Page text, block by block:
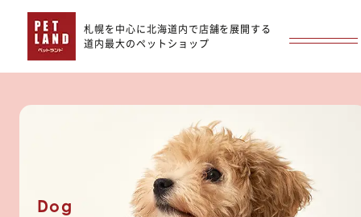
札幌を中心に北海道内で店舗を展開する
道内最大のペットショップ
Dog